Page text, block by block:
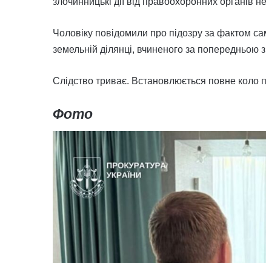
Чоловіку повідомили про підозру за фактом
земельній ділянці, вчиненого за попередньою
Слідство триває. Встановлюється повне коло
Фото